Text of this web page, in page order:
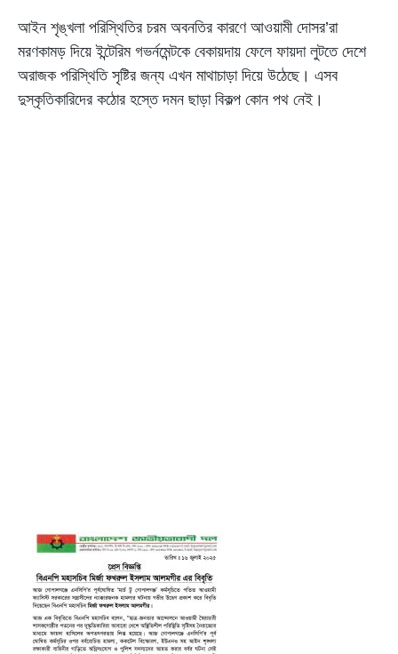
আইন শৃঙ্খলা পরিস্থিতির চরম অবনতির কারণে আওয়ামী দোসর’রা
মরণকামড় দিয়ে ইন্টেরিম গভর্নমেন্টকে বেকায়দায় ফেলে ফায়দা লুটতে দেশে
অরাজক পরিস্থিতি সৃষ্টির জন্য এখন মাথাচাড়া দিয়ে উঠেছে। এসব
দুস্কৃতিকারিদের কঠোর হস্তে দমন ছাড়া বিকল্প কোন পথ নেই।